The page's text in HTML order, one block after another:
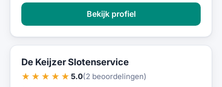
Bekijk profiel
De Keijzer Slotenservice
★★★★★ 5.0(2 beoordelingen)